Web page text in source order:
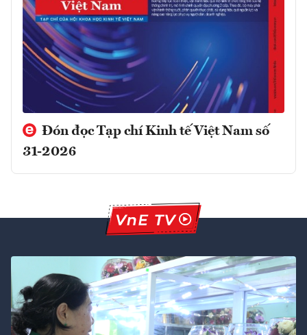
Đón đọc Tạp chí Kinh tế Việt Nam số
31-2026